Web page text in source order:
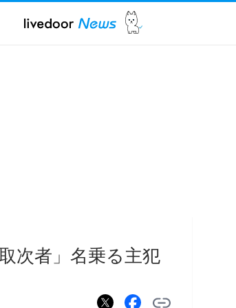
次者」名乗る主犯